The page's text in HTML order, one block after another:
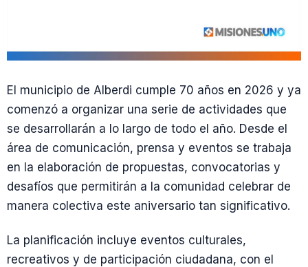
El municipio de Alberdi cumple 70 años en 2026 y ya
comenzó a organizar una serie de actividades que
se desarrollarán a lo largo de todo el año. Desde el
área de comunicación, prensa y eventos se trabaja
en la elaboración de propuestas, convocatorias y
desafíos que permitirán a la comunidad celebrar de
manera colectiva este aniversario tan significativo.
La planificación incluye eventos culturales,
recreativos y de participación ciudadana, con el